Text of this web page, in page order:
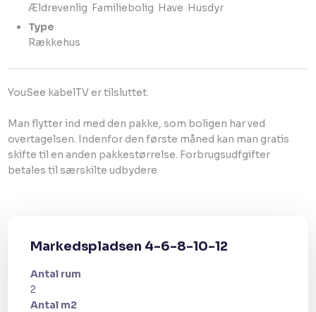
Ældrevenlig ​ Familiebolig ​ Have ​ Husdyr​
Type
​Rækkehus
YouSee kabelTV er tilsluttet.
Man flytter ind med den pakke, som boligen har ved
overtagelsen. Indenfor den første måned kan man gratis
skifte til en anden pakkestørrelse. Forbrugsudfgifter
betales til særskilte udbydere
Markedspladsen 4-6-8-10-12
Antal rum
2​
Antal m2